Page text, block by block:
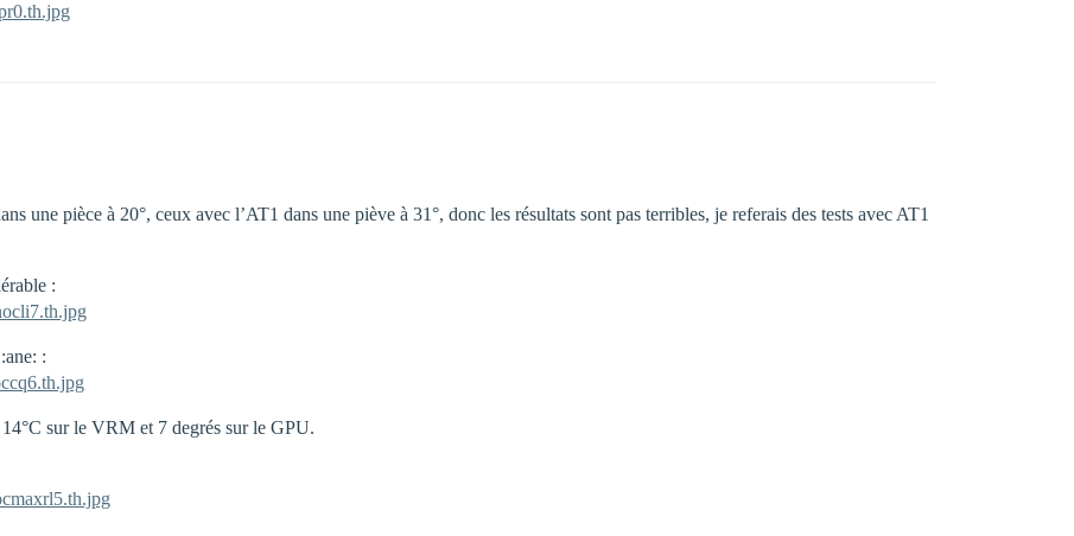
une pièce à 20°, ceux avec l’AT1 dans une piève à 31°, donc les résultats sont pas terribles, je referais des tests avec AT1
:
:
sur le VRM et 7 degrés sur le GPU.